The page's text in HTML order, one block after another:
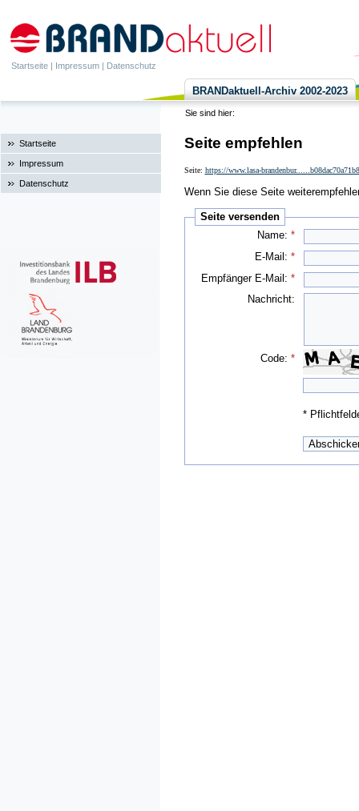
Startseite | Impressum | Datenschutz
BRANDaktuell-Archiv 2002-2023
Sie sind hier:
Startseite
Impressum
Datenschutz
Seite empfehlen
Seite: https://www.lasa-
Wenn Sie diese Seite
Seite versenden
Name:*
E-Mail:*
Empfänger E-Mail:*
Nachricht:
Code:*
*